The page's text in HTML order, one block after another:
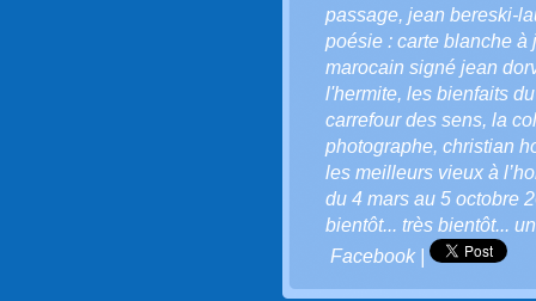
passage, jean bereski-
poésie : carte blanche à
marocain signé jean
l'hermite, les bienfaits
carrefour des sens, la
photographe, christian
les meilleurs vieux à
du 4 mars au 5 octobre
bientôt... très bientôt...
Facebook|